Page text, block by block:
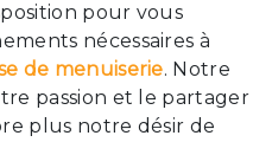
pour vous
nécessaires à
de menuiserie. Notre
passion et le partager
plus notre désir de